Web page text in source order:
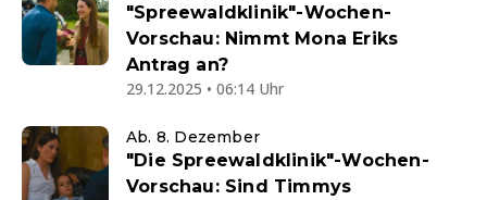
"Spreewaldklinik"-Wochen-
Vorschau: Nimmt Mona Eriks
Antrag an?
29.12.2025 • 06:14 Uhr
Ab. 8. Dezember
"Die Spreewaldklinik"-Wochen-
Vorschau: Sind Timmys